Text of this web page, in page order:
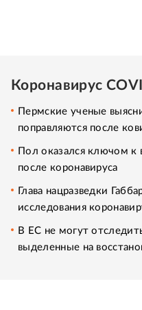
Коронавирус
Пермские ученые
поправляются после
Пол оказался ключом к
после коронавируса
Глава нацразведки
исследования
В ЕС не могут
выделенные на